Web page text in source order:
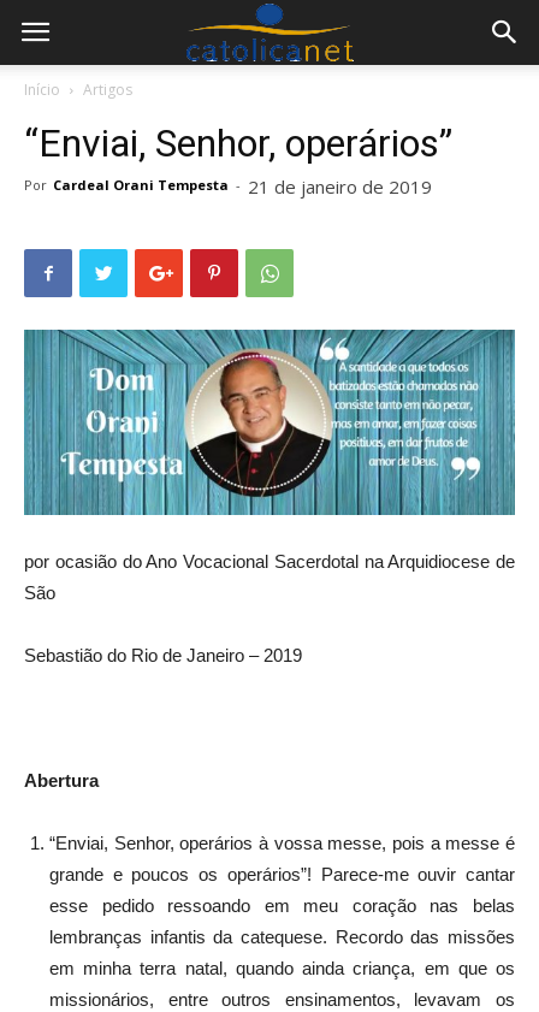
Início Artigos
“Enviai, Senhor, operários”
Por Cardeal Orani Tempesta - 21 de janeiro de 2019
por ocasião do Ano Vocacional Sacerdotal na Arquidiocese de
São
Sebastião do Rio de Janeiro – 2019
Abertura
“Enviai, Senhor, operários à vossa messe, pois a messe é
grande e poucos os operários”! Parece-me ouvir cantar
esse pedido ressoando em meu coração nas belas
lembranças infantis da catequese. Recordo das missões
em minha terra natal, quando ainda criança, em que os
missionários, entre outros ensinamentos, levavam os